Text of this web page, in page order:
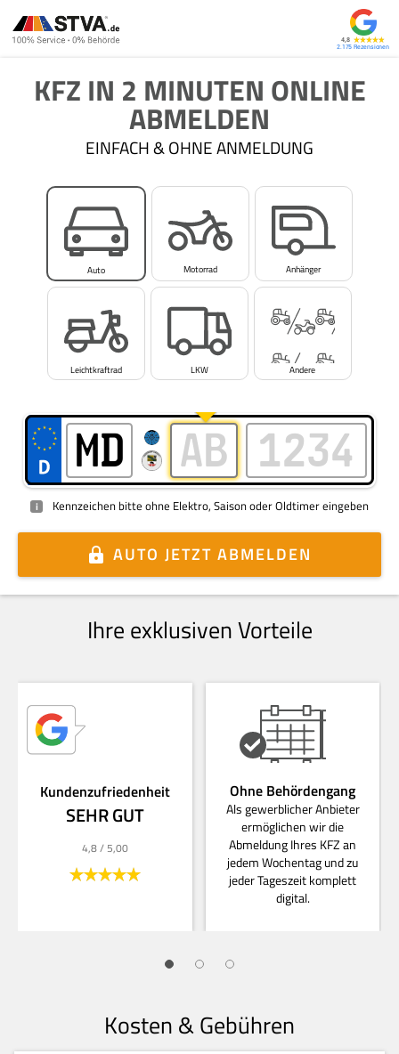
4,8
2.175
KFZ IN 2 MINUTEN ONLINE
ABMELDEN
EINFACH & OHNE ANMELDUNG
Auto Motorrad Anhänger
Leichtkraftrad LKW Andere
i Kennzeichen bitte ohne Elektro, Saison oder Oldtimer eingeben
AUTO JETZT ABMELDEN
Ihre exklusiven Vorteile
Kundenzufriedenheit
SEHR GUT
4,8/ 5,00
Ohne Behördengang
Als gewerblicher Anbieter
ermöglichen wir die
Abmeldung Ihres KFZ an
jedem Wochentag und zu
jeder Tageszeit komplett
digital.
Kosten & Gebühren